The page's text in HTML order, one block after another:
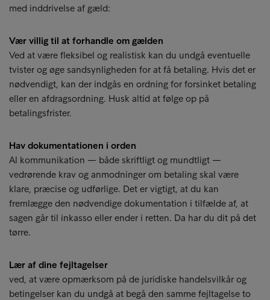
med inddrivelse af gæld:
Vær villig til at forhandle om gælden
Ved at være fleksibel og realistisk kan du undgå eventuelle
tvister og øge sandsynligheden for at få betaling. Hvis det er
nødvendigt, kan der indgås en ordning for forsinket betaling
eller en afdragsordning. Husk altid at følge op på
betalingsfrister.
Hav dokumentationen i orden
Al kommunikation — både skriftligt og mundtligt —
vedrørende krav og anmodninger om betaling skal være
klare, præcise og udførlige. Det er vigtigt, at du kan
fremlægge den nødvendige dokumentation i tilfælde af, at
sagen går til inkasso eller ender i retten. Da har du dit på det
tørre.
Lær af dine fejltagelser
ved, at være opmærksom på de juridiske handelsvilkår og
betingelser kan du undgå at begå den samme fejltagelse to